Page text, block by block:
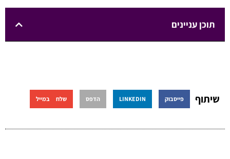
תוכן עניינים
שיתוף פייסבוק LINKEDIN הדפס שלח במייל